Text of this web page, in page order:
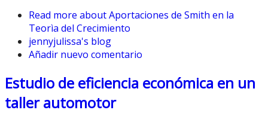
Read more about Aportaciones de Smith en la
Teorìa del Crecimiento
jennyjulissa's blog
Añadir nuevo comentario
Estudio de eficiencia económica en un
taller automotor